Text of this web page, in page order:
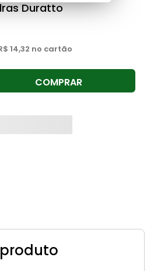
Duratto
14,32 no cartão
COMPRAR